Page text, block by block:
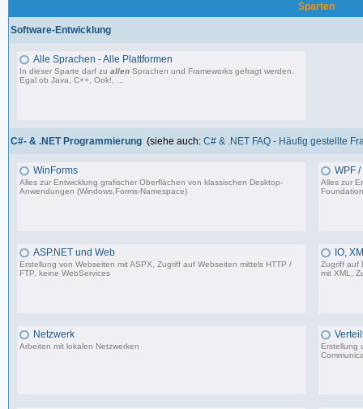
Sparten
Software-Entwicklung
Alle Sprachen - Alle Plattformen
In dieser Sparte darf zuallen Sprachen und Frameworks gefragt werden.
Egal ob Java, C++, Ook!, ...
C#- & .NET Programmierung (siehe auch: C# & .NET FAQ - Häufig gestellte
WinForms
Alles zur Entwicklung grafischer Oberflächen von klassischen Desktop-
Anwendungen (Windows.Forms-Namespace)
WPF
Alles zur
ASP.NET und Web
Erstellung von Webseiten mit ASPX, Zugriff auf Webseiten mittels HTTP /
FTP, keine WebServices
IO,
Zugriff auf
mit XML,
Netzwerk
Arbeiten mit lokalen Netzwerken
Erstellung